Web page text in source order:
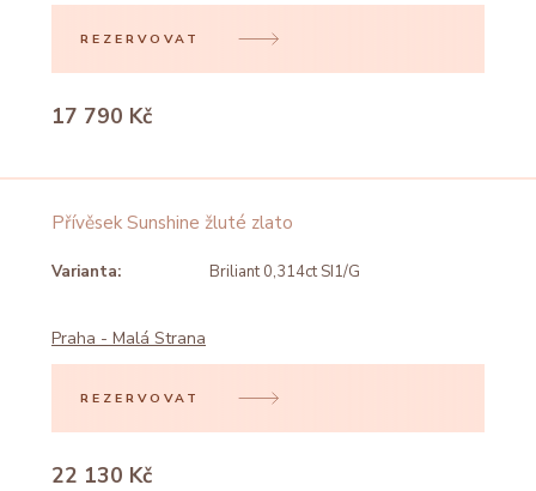
REZERVOVAT
17 790 Kč
Přívěsek Sunshine žluté zlato
Varianta: Briliant 0,314ct SI1/G
Praha - Malá Strana
REZERVOVAT
22 130 Kč